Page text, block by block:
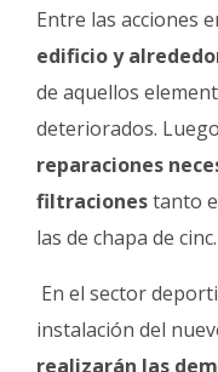
Entre las acciones
edificio y
de aquellos
deteriorados.
reparaciones
filtracionestanto
las de chapa de cinc.
En el sector
instalación del
realizarán las